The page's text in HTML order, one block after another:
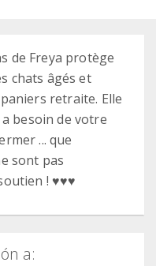
de Freya protège
chats âgés et
retraite. Elle
besoin de votre
... que
sont pas
! ♥♥♥
a: